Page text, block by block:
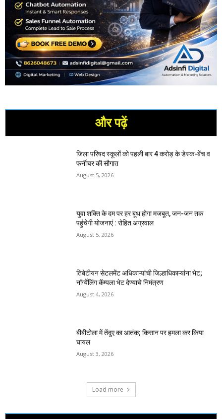
और पढ़ें
जिला परिषद स्कूलों को पहली बार 4 करोड़ के डेस्क-बेंच व
फर्नीचर की सौगात
August 5, 2026
युवा शक्ति के दम पर हर बूथ होगा मजबूत, जन-जन तक
पहुंचेगी योजनाएं : रोहित अग्रवाल
August 5, 2026
तिबेटीयन सेटलमेंट अधिकाऱ्यांची जिल्हाधिकाऱ्यांना भेट;
नॉर्ग्येलिंग कॅम्पला भेट देण्याचे निमंत्रण
August 4, 2026
बीबीटोला में तेंदुए का आतंक; किसान पर हमला कर किया
घायल
August 3, 2026
Load more